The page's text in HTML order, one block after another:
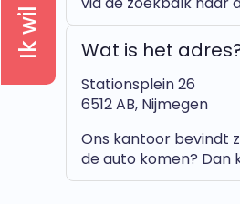
Wat is het
Stationsplein 26
6512 AB, Nijmegen
Ons kantoor bevindt
de auto komen? Dan